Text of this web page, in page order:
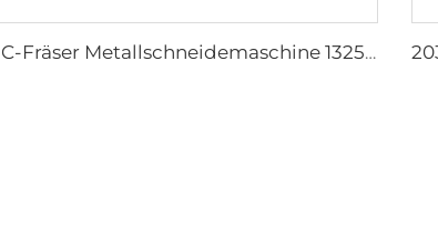
CNC-Fräser Metallschneidemaschine 1325 Holz-CNC-Fräser 3-Achsen-CNC-Fräsmaschine